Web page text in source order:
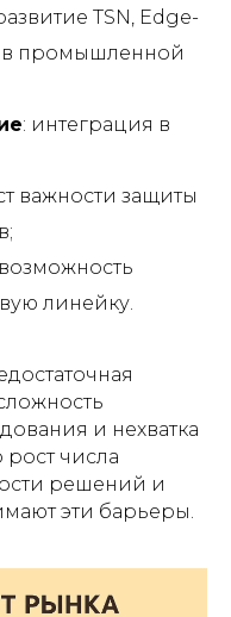
TSN, Edge-
промышленной
: интеграция в
важности защиты
линейку.
и нехватка
числа
решений и
эти барьеры.